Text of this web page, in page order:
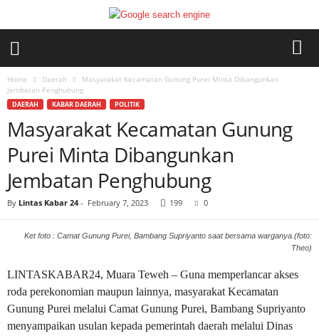
Home Daerah
Masyarakat Kecamatan Gunung Purei Minta Dibangunkan
Jembatan Penghubung
DAERAH KABAR DAERAH POLITIK
Masyarakat Kecamatan Gunung
Purei Minta Dibangunkan
Jembatan Penghubung
By Lintas Kabar 24- February 7, 2023 199 0
Ket foto : Camat Gunung Purei, Bambang Supriyanto saat bersama warganya.(foto:
Theo)
LINTASKABAR24, Muara Teweh – Guna memperlancar akses
roda perekonomian maupun lainnya, masyarakat Kecamatan
Gunung Purei melalui Camat Gunung Purei, Bambang Supriyanto
menyampaikan usulan kepada pemerintah daerah melalui Dinas